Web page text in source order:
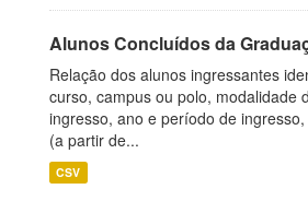
Alunos Concluídos da
Relação dos alunos ingressantes
curso, campus ou polo, modalidade
ingresso, ano e período de
(a partir de...
CSV